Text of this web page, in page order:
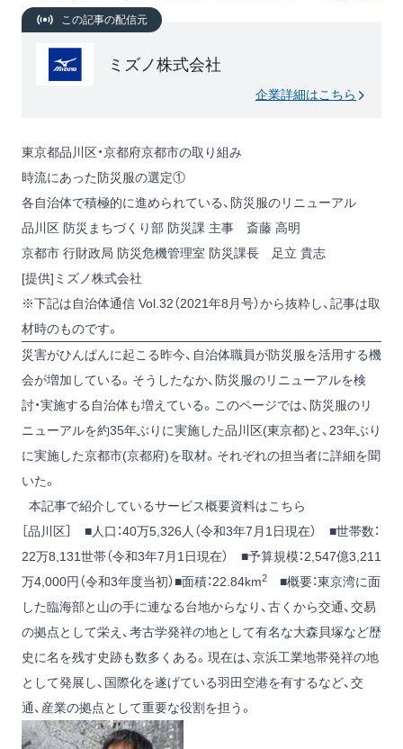
この記事の配信元
ミズノ株式会社
企業詳細はこちら
東京都品川区・京都府京都市の取り組み
時流にあった防災服の選定①
各自治体で積極的に進められている、防災服のリニューアル
品川区 防災まちづくり部 防災課 主事 斎藤 高明
京都市 行財政局 防災危機管理室 防災課長 足立 貴志
[提供]ミズノ株式会社
※下記は自治体通信 Vol.32（2021年8月号）から抜粋し、記事は取
材時のものです。
災害がひんぱんに起こる昨今、自治体職員が防災服を活用する機
会が増加している。そうしたなか、防災服のリニューアルを検
討・実施する自治体も増えている。このページでは、防災服のリ
ニューアルを約35年ぶりに実施した品川区(東京都)と、23年ぶり
に実施した京都市(京都府)を取材。それぞれの担当者に詳細を聞
いた。
本記事で紹介しているサービス概要資料はこちら
［品川区］ ■人口：40万5,326人（令和3年7月1日現在） ■世帯数：
22万8,131世帯（令和3年7月1日現在） ■予算規模：2,547億3,211
万4,000円（令和3年度当初）■面積：22.84km2
■概要：東京湾に面
した臨海部と山の手に連なる台地からなり、古くから交通、交易
の拠点として栄え、考古学発祥の地として有名な大森貝塚など歴
史に名を残す史跡も数多くある。現在は、京浜工業地帯発祥の地
として発展し、国際化を遂げている羽田空港を有するなど、交
通、産業の拠点として重要な役割を担う。